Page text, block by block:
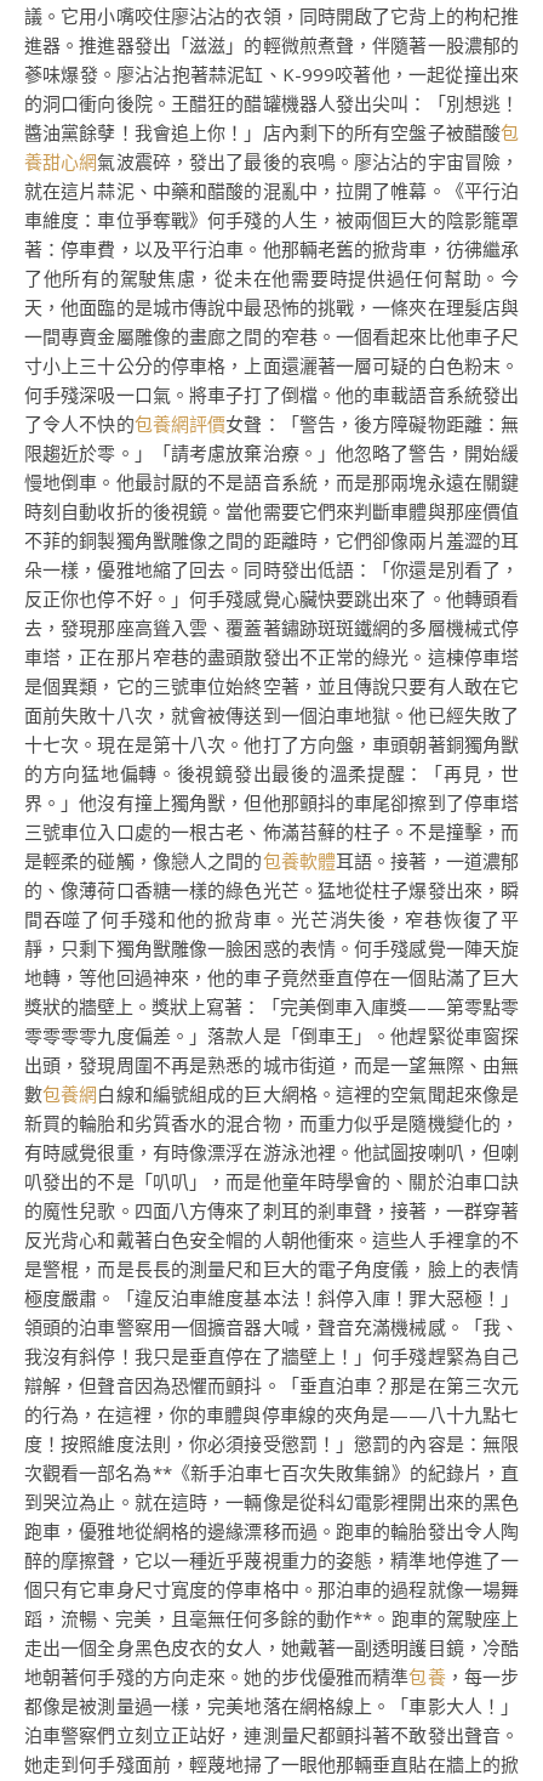
議。它用小嘴咬住廖沾沾的衣領，同時開啟了它背上的枸杞推
進器。推進器發出「滋滋」的輕微煎煮聲，伴隨著一股濃郁的
蔘味爆發。廖沾沾抱著蒜泥缸、K-999咬著他，一起從撞出來
的洞口衝向後院。王醋狂的醋罐機器人發出尖叫：「別想逃！
醬油黨餘孽！我會追上你！」店內剩下的所有空盤子被醋酸包
養甜心網氣波震碎，發出了最後的哀鳴。廖沾沾的宇宙冒險，
就在這片蒜泥、中藥和醋酸的混亂中，拉開了帷幕。《平行泊
車維度：車位爭奪戰》何手殘的人生，被兩個巨大的陰影籠罩
著：停車費，以及平行泊車。他那輛老舊的掀背車，彷彿繼承
了他所有的駕駛焦慮，從未在他需要時提供過任何幫助。今
天，他面臨的是城市傳說中最恐怖的挑戰，一條夾在理髮店與
一間專賣金屬雕像的畫廊之間的窄巷。一個看起來比他車子尺
寸小上三十公分的停車格，上面還灑著一層可疑的白色粉末。
何手殘深吸一口氣。將車子打了倒檔。他的車載語音系統發出
了令人不快的包養網評價女聲：「警告，後方障礙物距離：無
限趨近於零。」「請考慮放棄治療。」他忽略了警告，開始緩
慢地倒車。他最討厭的不是語音系統，而是那兩塊永遠在關鍵
時刻自動收折的後視鏡。當他需要它們來判斷車體與那座價值
不菲的銅製獨角獸雕像之間的距離時，它們卻像兩片羞澀的耳
朵一樣，優雅地縮了回去。同時發出低語：「你還是別看了，
反正你也停不好。」何手殘感覺心臟快要跳出來了。他轉頭看
去，發現那座高聳入雲、覆蓋著鏽跡斑斑鐵網的多層機械式停
車塔，正在那片窄巷的盡頭散發出不正常的綠光。這棟停車塔
是個異類，它的三號車位始終空著，並且傳說只要有人敢在它
面前失敗十八次，就會被傳送到一個泊車地獄。他已經失敗了
十七次。現在是第十八次。他打了方向盤，車頭朝著銅獨角獸
的方向猛地偏轉。後視鏡發出最後的溫柔提醒：「再見，世
界。」他沒有撞上獨角獸，但他那顫抖的車尾卻擦到了停車塔
三號車位入口處的一根古老、佈滿苔蘚的柱子。不是撞擊，而
是輕柔的碰觸，像戀人之間的包養軟體耳語。接著，一道濃郁
的、像薄荷口香糖一樣的綠色光芒。猛地從柱子爆發出來，瞬
間吞噬了何手殘和他的掀背車。光芒消失後，窄巷恢復了平
靜，只剩下獨角獸雕像一臉困惑的表情。何手殘感覺一陣天旋
地轉，等他回過神來，他的車子竟然垂直停在一個貼滿了巨大
獎狀的牆壁上。獎狀上寫著：「完美倒車入庫獎——第零點零
零零零零九度偏差。」落款人是「倒車王」。他趕緊從車窗探
出頭，發現周圍不再是熟悉的城市街道，而是一望無際、由無
數包養網白線和編號組成的巨大網格。這裡的空氣聞起來像是
新買的輪胎和劣質香水的混合物，而重力似乎是隨機變化的，
有時感覺很重，有時像漂浮在游泳池裡。他試圖按喇叭，但喇
叭發出的不是「叭叭」，而是他童年時學會的、關於泊車口訣
的魔性兒歌。四面八方傳來了刺耳的剎車聲，接著，一群穿著
反光背心和戴著白色安全帽的人朝他衝來。這些人手裡拿的不
是警棍，而是長長的測量尺和巨大的電子角度儀，臉上的表情
極度嚴肅。「違反泊車維度基本法！斜停入庫！罪大惡極！」
領頭的泊車警察用一個擴音器大喊，聲音充滿機械感。「我、
我沒有斜停！我只是垂直停在了牆壁上！」何手殘趕緊為自己
辯解，但聲音因為恐懼而顫抖。「垂直泊車？那是在第三次元
的行為，在這裡，你的車體與停車線的夾角是——八十九點七
度！按照維度法則，你必須接受懲罰！」懲罰的內容是：無限
次觀看一部名為**《新手泊車七百次失敗集錦》的紀錄片，直
到哭泣為止。就在這時，一輛像是從科幻電影裡開出來的黑色
跑車，優雅地從網格的邊緣漂移而過。跑車的輪胎發出令人陶
醉的摩擦聲，它以一種近乎蔑視重力的姿態，精準地停進了一
個只有它車身尺寸寬度的停車格中。那泊車的過程就像一場舞
蹈，流暢、完美，且毫無任何多餘的動作**。跑車的駕駛座上
走出一個全身黑色皮衣的女人，她戴著一副透明護目鏡，冷酷
地朝著何手殘的方向走來。她的步伐優雅而精準包養，每一步
都像是被測量過一樣，完美地落在網格線上。「車影大人！」
泊車警察們立刻立正站好，連測量尺都顫抖著不敢發出聲音。
她走到何手殘面前，輕蔑地掃了一眼他那輛垂直貼在牆上的掀